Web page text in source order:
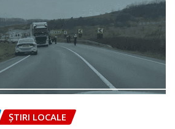
ȘTIRI LOCALE